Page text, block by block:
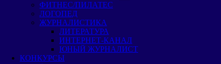
ФИТНЕС/ПИЛАТЕС
ЛОГОПЕД
ЖУРНАЛИСТИКА
ЛИТЕРАТУРА
ИНТЕРНЕТ-КАНАЛ
ЮНЫЙ ЖУРНАЛИСТ
КОНКУРСЫ